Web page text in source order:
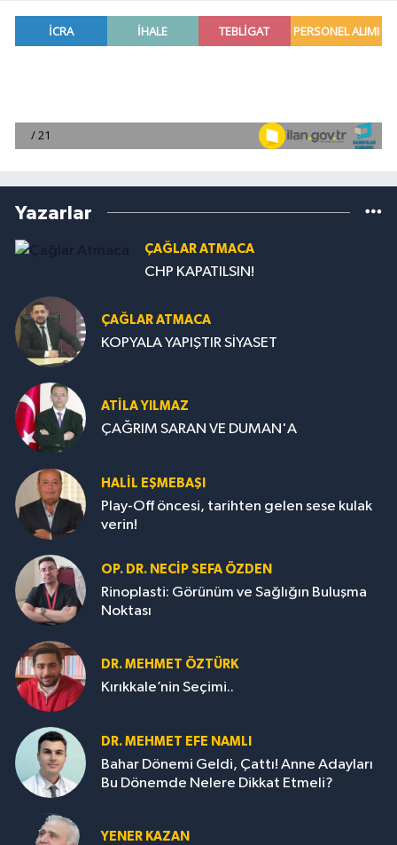
Yazarlar
ÇAĞLAR ATMACA
CHP KAPATILSIN!
ÇAĞLAR ATMACA
KOPYALA YAPIŞTIR SİYASET
ATILA YILMAZ
ÇAĞRIM SARAN VE DUMAN'A
HALIL EŞMEBAŞI
Play-Off öncesi, tarihten gelen sese kulak
verin!
OP. DR. NECIP SEFA ÖZDEN
Rinoplasti: Görünüm ve Sağlığın Buluşma
Noktası
DR. MEHMET ÖZTÜRK
Kırıkkale’nin Seçimi..
DR. MEHMET EFE NAMLI
Bahar Dönemi Geldi, Çattı! Anne Adayları
Bu Dönemde Nelere Dikkat Etmeli?
YENER KAZAN